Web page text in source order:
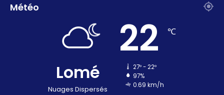
Météo
Lomé
Nuages Dispersés
22 ℃
27º - 22º
97%
0.69 km/h